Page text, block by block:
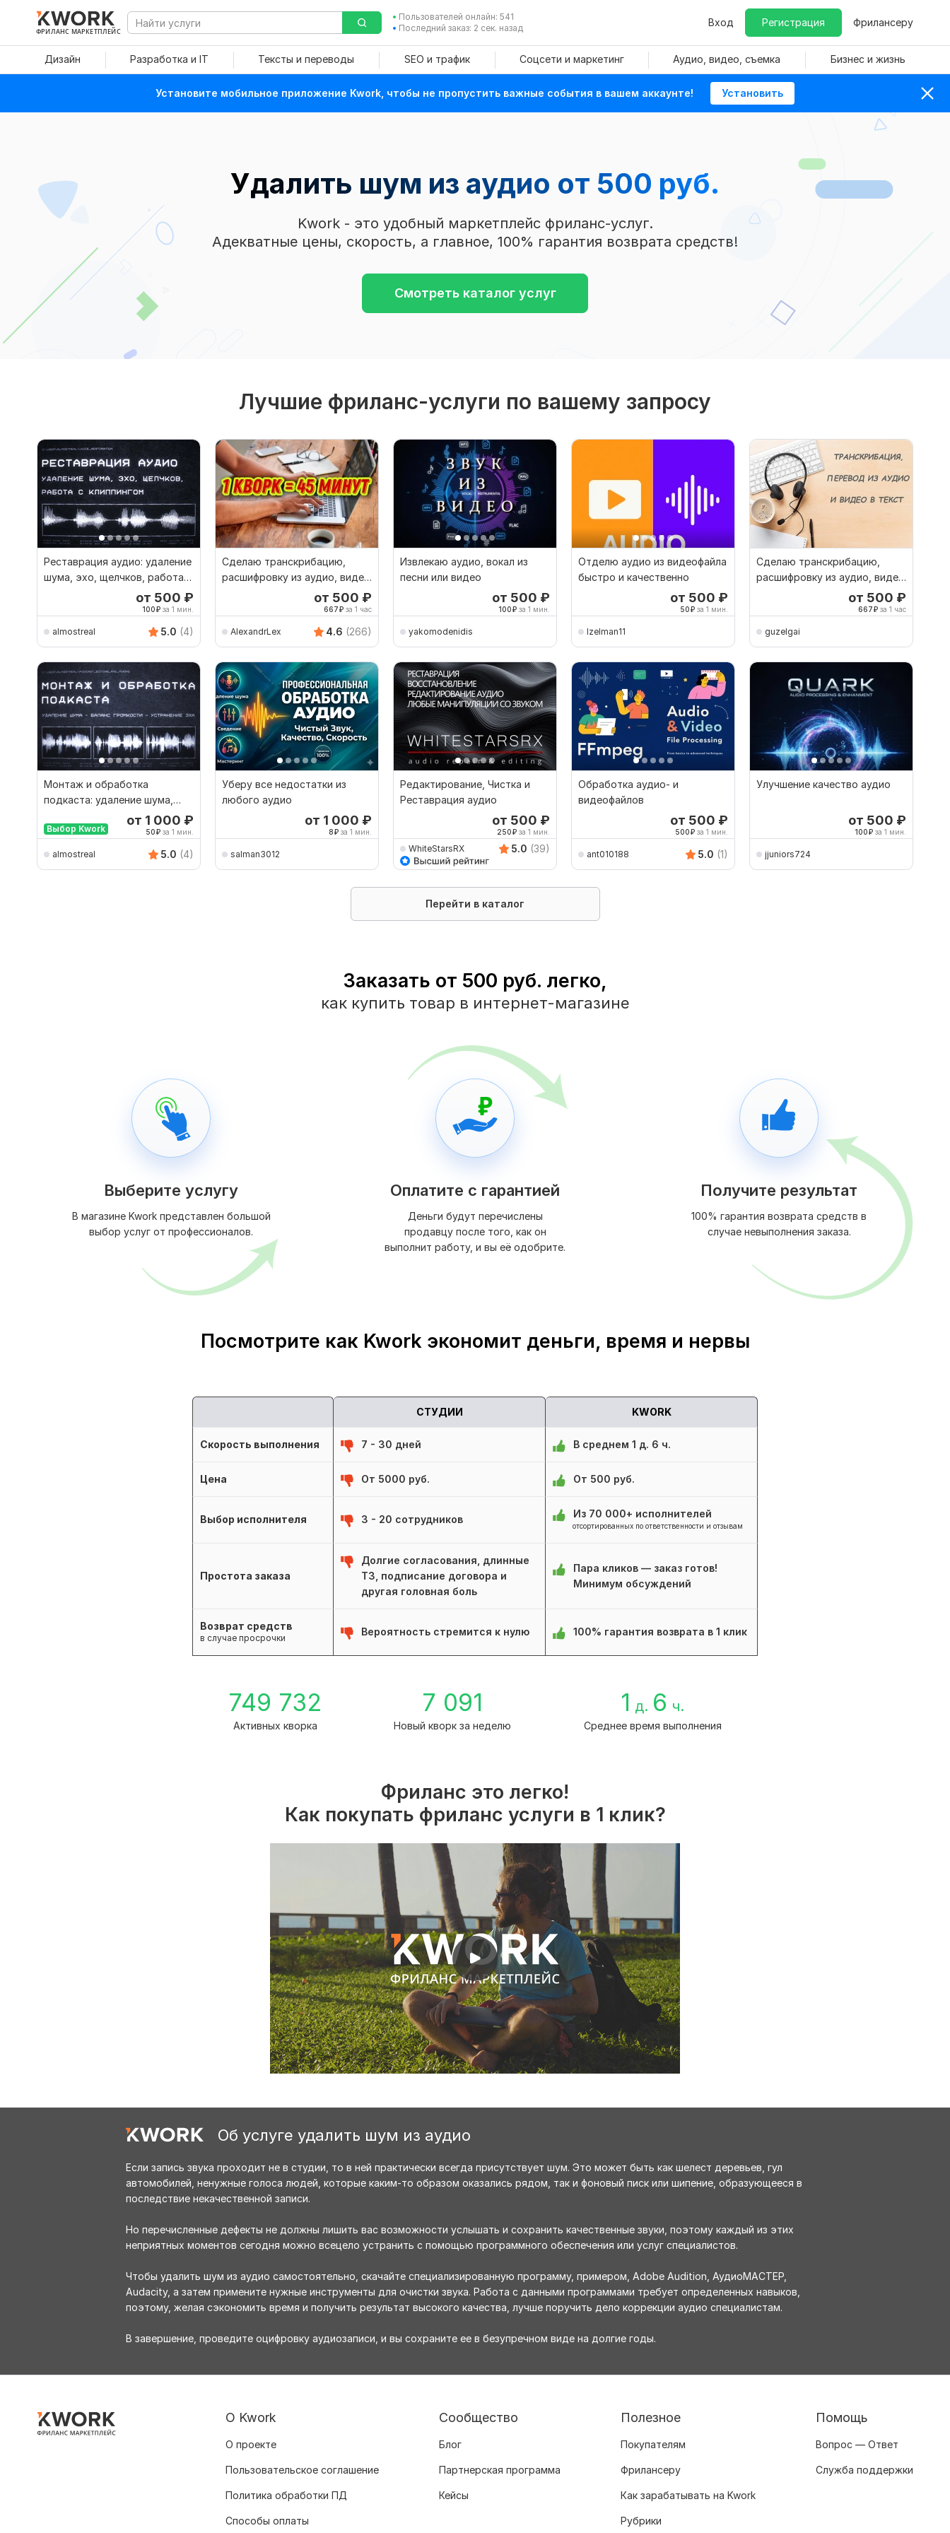
ФРИЛАНС МАРКЕТПЛЕЙС
Пользователей онлайн: 541
Последний заказ: 2 сек. назад
Вход Регистрация Фрилансеру
Дизайн Разработка и IT Тексты и переводы SEO и трафик Соцсети и маркетинг Аудио, видео, съемка Бизнес и жизнь
Установите мобильное приложение Kwork, чтобы не пропустить важные события в вашем аккаунте! Установить
Удалить шум из аудио от 500 руб.
Kwork - это удобный маркетплейс фриланс-услуг.
Адекватные цены, скорость, а главное, 100% гарантия возврата средств!
Смотреть каталог услуг
Лучшие фриланс-услуги по вашему запросу
Реставрация аудио: удаление
шума, эхо, щелчков, работа с
от 500 ₽
100₽ за 1 мин.
almostreal 5.0 (4)
Сделаю транскрибацию,
расшифровку из аудио, видео
от 500 ₽
667₽ за 1 час
AlexandrLex 4.6 (266)
Извлекаю аудио, вокал из
песни или видео
от 500 ₽
100₽ за 1 мин.
yakomodenidis
Отделю аудио из видеофайла
быстро и качественно
от 500 ₽
50₽ за 1 мин.
lzelman11
Сделаю транскрибацию,
расшифровку из аудио, видео
от 500 ₽
667₽ за 1 час
guzelgai
Монтаж и обработка
подкаста: удаление шума,
эха, баланс и чистка речи
Выбор Kwork
от 1 000 ₽
50₽ за 1 мин.
almostreal 5.0 (4)
Уберу все недостатки из
любого аудио
от 1 000 ₽
8₽ за 1 мин.
salman3012
Редактирование, Чистка и
Реставрация аудио
от 500 ₽
250₽ за 1 мин.
WhiteStarsRX 5.0 (39)
Обработка аудио- и
видеофайлов
от 500 ₽
500₽ за 1 мин.
ant010188 5.0 (1)
Улучшение качество аудио
от 500 ₽
100₽ за 1 мин.
jjuniors724
Перейти в каталог
Заказать от 500 руб. легко,
как купить товар в интернет-магазине
Выберите услугу
В магазине Kwork представлен большой
выбор услуг от профессионалов.
Оплатите с гарантией
Деньги будут перечислены
продавцу после того, как он
выполнит работу, и вы её одобрите.
Получите результат
100% гарантия возврата средств в
случае невыполнения заказа.
Посмотрите как Kwork экономит деньги, время и нервы
СТУДИИ KWORK
Скорость выполнения 7 - 30 дней В среднем 1 д. 6 ч.
Цена От 5000 руб. От 500 руб.
Выбор исполнителя 3 - 20 сотрудников Из 70 000+ исполнителей
отсортированных по ответственности и отзывам
Простота заказа
Долгие согласования, длинные
ТЗ, подписание договора и
другая головная боль
Пара кликов — заказ готов!
Минимум обсуждений
Возврат средств
в случае просрочки
Вероятность стремится к нулю 100% гарантия возврата в 1 клик
749 732
Активных кворка
7 091
Новый кворк за неделю
1 д. 6 ч.
Среднее время выполнения
Фриланс это легко!
Как покупать фриланс услуги в 1 клик?
Об услуге удалить шум из аудио
Если запись звука проходит не в студии, то в ней практически всегда присутствует шум. Это может быть как шелест деревьев, гул
автомобилей, ненужные голоса людей, которые каким-то образом оказались рядом, так и фоновый писк или шипение, образующееся в
последствие некачественной записи.
Но перечисленные дефекты не должны лишить вас возможности услышать и сохранить качественные звуки, поэтому каждый из этих
неприятных моментов сегодня можно всецело устранить с помощью программного обеспечения или услуг специалистов.
Чтобы удалить шум из аудио самостоятельно, скачайте специализированную программу, примером, Adobe Audition, АудиоМАСТЕР,
Audacity, а затем примените нужные инструменты для очистки звука. Работа с данными программами требует определенных навыков,
поэтому, желая сэкономить время и получить результат высокого качества, лучше поручить дело коррекции аудио специалистам.
В завершение, проведите оцифровку аудиозаписи, и вы сохраните ее в безупречном виде на долгие годы.
О Kwork
О проекте
Пользовательское соглашение
Политика обработки ПД
Способы оплаты
Сообщество
Блог
Партнерская программа
Кейсы
Полезное
Покупателям
Фрилансеру
Как зарабатывать на Kwork
Рубрики
Помощь
Вопрос — Ответ
Служба поддержки